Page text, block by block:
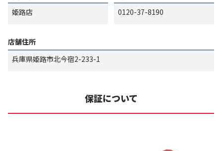
姫路店
0120-37-8190
店舗住所
兵庫県姫路市北今宿2-233-1
保証について